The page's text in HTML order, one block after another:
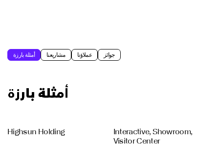
أمثلة بارزة مشاريعنا عملاؤنا جوائز
Highsun Holding
Interactive, Showroom,
Visitor Center